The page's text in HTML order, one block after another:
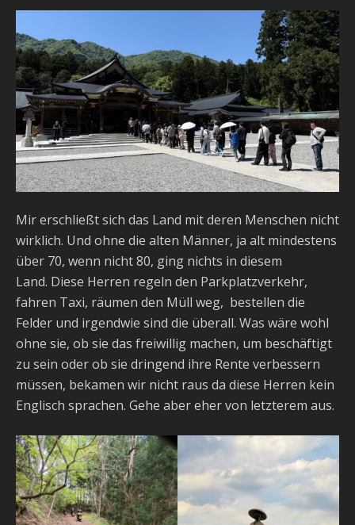
Mir erschließt sich das Land mit deren Menschen nicht
wirklich. Und ohne die alten Männer, ja alt mindestens
über 70, wenn nicht 80, ging nichts in diesem
Land. Diese Herren regeln den Parkplatzverkehr,
fahren Taxi, räumen den Müll weg, bestellen die
Felder und irgendwie sind die überall. Was wäre wohl
ohne sie, ob sie das freiwillig machen, um beschäftigt
zu sein oder ob sie dringend ihre Rente verbessern
müssen, bekamen wir nicht raus da diese Herren kein
Englisch sprachen. Gehe aber eher von letzterem aus.